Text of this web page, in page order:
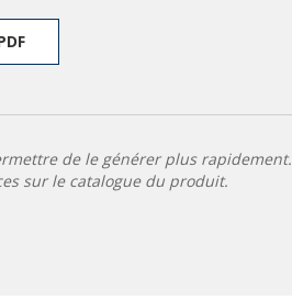
de le générer plus rapidement.
sur le catalogue du produit.